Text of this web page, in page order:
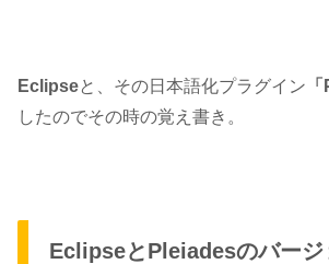
Eclipseと、その日本語化プラグイン
したのでその時の覚え書き。
EclipseとPleiadesのバージ